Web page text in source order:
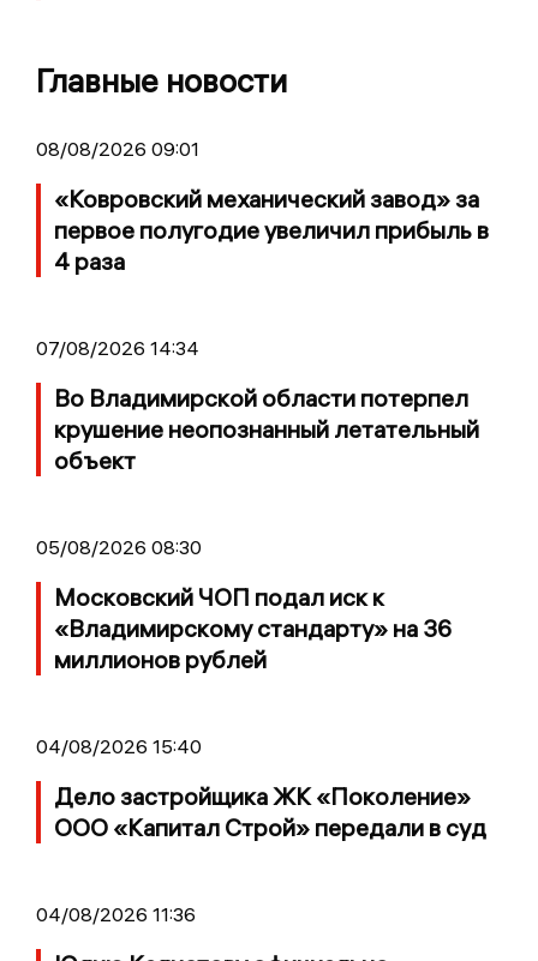
Главные новости
08/08/2026 09:01
«Ковровский механический завод» за
первое полугодие увеличил прибыль в
4 раза
07/08/2026 14:34
Во Владимирской области потерпел
крушение неопознанный летательный
объект
05/08/2026 08:30
Московский ЧОП подал иск к
«Владимирскому стандарту» на 36
миллионов рублей
04/08/2026 15:40
Дело застройщика ЖК «Поколение»
ООО «Капитал Строй» передали в суд
04/08/2026 11:36